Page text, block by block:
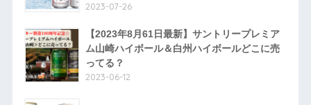
2023-07-26
【2023年8月61日最新】サントリープレミア
ム山崎ハイボール＆白州ハイボールどこに売
ってる？
2023-06-12